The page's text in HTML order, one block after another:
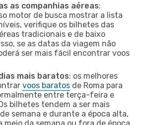
as companhias aéreas:
motor de busca mostrar a lista
verifique os bilhetes das
tradicionais e de baixo
se as datas da viagem não
ser mais fácil encontrar voos
mais baratos: os melhores
voos baratos de Roma para
entre terça-feira e
bilhetes tendem a ser mais
semana e durante a época alta,